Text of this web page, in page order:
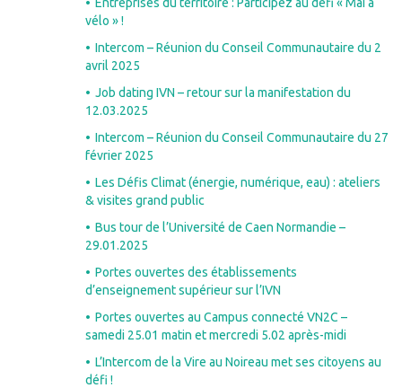
vélo » !
Intercom – Réunion du Conseil Communautaire du 2
avril 2025
Job dating IVN – retour sur la manifestation du
12.03.2025
Intercom – Réunion du Conseil Communautaire du 27
février 2025
Les Défis Climat (énergie, numérique, eau) : ateliers
& visites grand public
Bus tour de l’Université de Caen Normandie –
29.01.2025
Portes ouvertes des établissements
d’enseignement supérieur sur l’IVN
Portes ouvertes au Campus connecté VN2C –
samedi 25.01 matin et mercredi 5.02 après-midi
L’Intercom de la Vire au Noireau met ses citoyens au
défi !